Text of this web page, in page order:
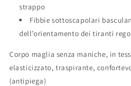
strappo
Fibbie sottoscapolari
dell’orientamento dei tiranti
Corpo maglia senza maniche, in
elasticizzato, traspirante,
(antipiega)